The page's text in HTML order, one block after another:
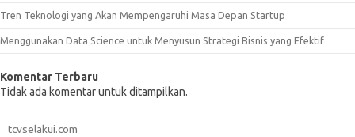
Tren Teknologi yang Akan Mempengaruhi Masa Depan Startup
Menggunakan Data Science untuk Menyusun Strategi Bisnis yang Efektif
Komentar Terbaru
Tidak ada komentar untuk ditampilkan.
tcvselakui.com